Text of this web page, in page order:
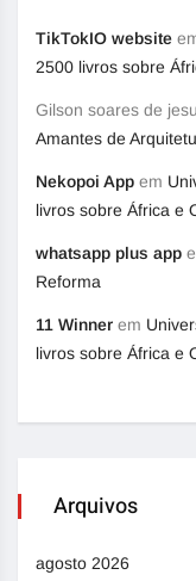
TikTokIO website
2500 livros sobre
Gilson soares de
Amantes de
Nekopoi App em
livros sobre África e
whatsapp plus app
Reforma
11 Winner em
livros sobre África e
Arquivos
agosto 2026